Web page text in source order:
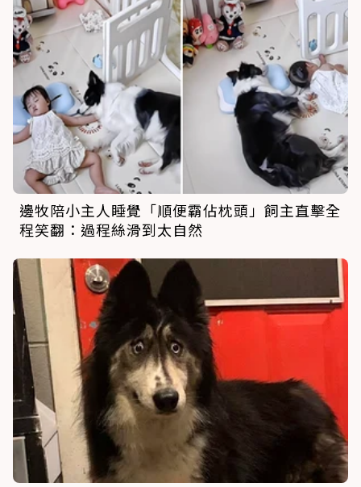
邊牧陪小主人睡覺「順便霸佔枕頭」飼主直擊全
程笑翻：過程絲滑到太自然